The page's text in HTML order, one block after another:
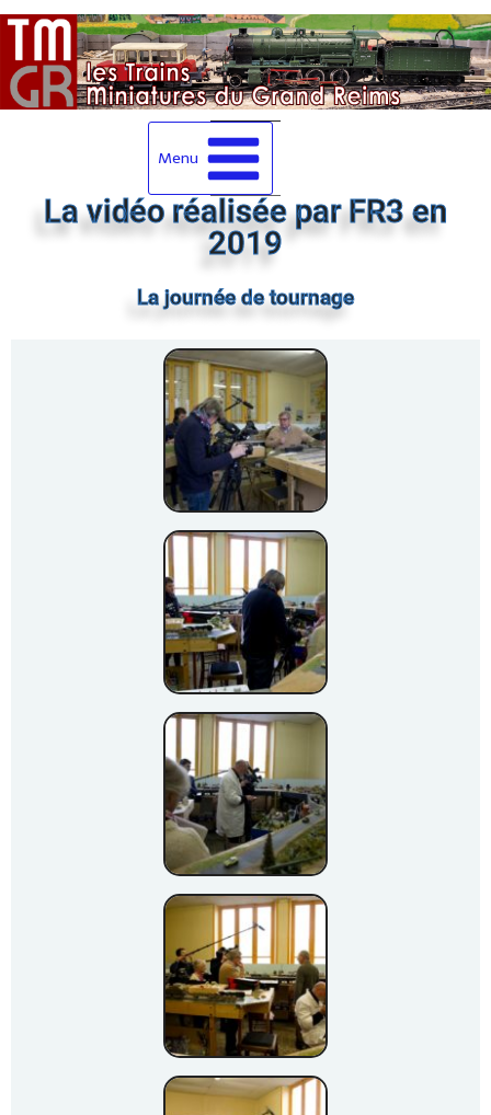
Menu
La vidéo réalisée par FR3 en
2019
La journée de tournage